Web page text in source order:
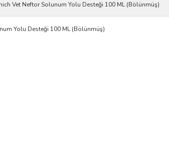
Vet Neftor Solunum Yolu Desteği 100 ML (Bölünmüş)